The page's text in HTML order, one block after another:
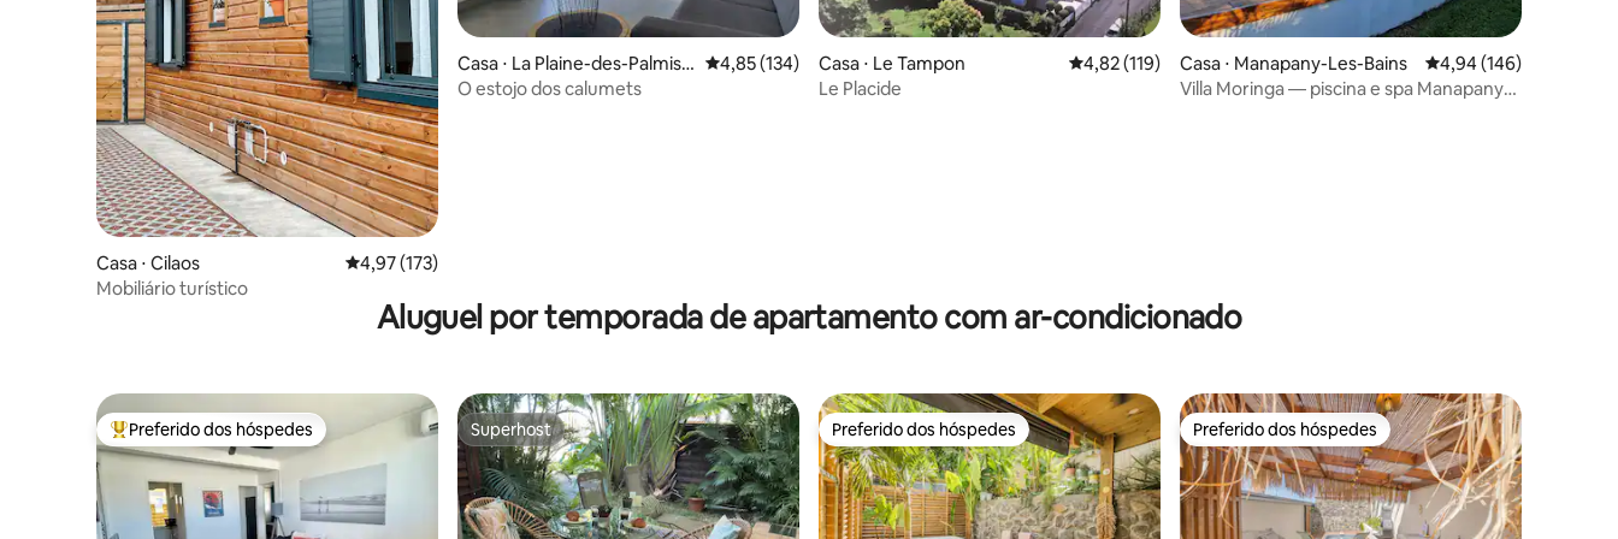
Casa ⋅ Cilaos 4,97 de uma avaliação média de 5, 173 avaliações
4,97 (173)
Mobiliário turístico
Casa ⋅ La Plaine-des-Palmist
es
4,85 de uma avaliação média de 5, 134 avaliações
4,85 (134)
O estojo dos calumets
Casa ⋅ Le Tampon 4,82 de uma avaliação média de 5, 119 avaliações
4,82 (119)
Le Placide
Casa ⋅ Manapany-Les-Bains 4,94 de uma avaliação
4,94 (146)
Villa Moringa — piscina e spa Manapany-
Aluguel por temporada de apartamento com ar-condicionado
Entre os melhores preferidos dos hóspedes
Preferido dos hóspedes Superhost
Superhost Preferido dos hóspedes
Preferido dos hóspedes Preferido dos hóspedes
Preferido dos hóspedes